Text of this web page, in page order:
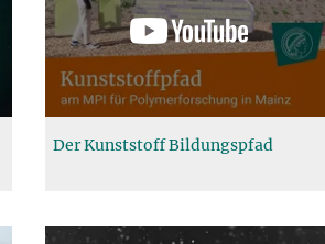
Der Kunststoff Bildungspfad